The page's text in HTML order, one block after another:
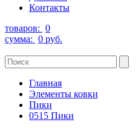
Контакты
товаров: 0
сумма: 0 руб.
Главная
Элементы ковки
Пики
0515 Пики